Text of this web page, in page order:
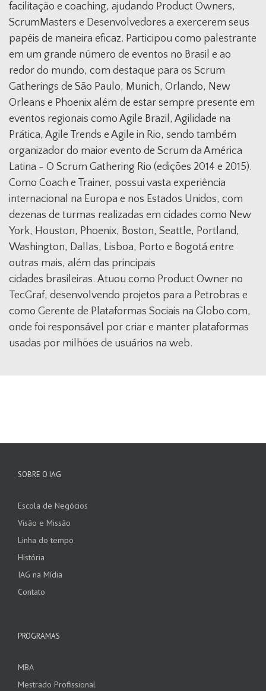
facilitação e coaching, ajudando Product Owners,
ScrumMasters e Desenvolvedores a exercerem seus
papéis de maneira eficaz. Participou como palestrante
em um grande número de eventos no Brasil e ao
redor do mundo, com destaque para os Scrum
Gatherings de São Paulo, Munich, Orlando, New
Orleans e Phoenix além de estar sempre presente em
eventos regionais como Agile Brazil, Agilidade na
Prática, Agile Trends e Agile in Rio, sendo também
organizador do maior evento de Scrum da América
Latina - O Scrum Gathering Rio (edições 2014 e 2015).
Como Coach e Trainer, possui vasta experiência
internacional na Europa e nos Estados Unidos, com
dezenas de turmas realizadas em cidades como New
York, Houston, Phoenix, Boston, Seattle, Portland,
Washington, Dallas, Lisboa, Porto e Bogotá entre
outras mais, além das principais
cidades brasileiras. Atuou como Product Owner no
TecGraf, desenvolvendo projetos para a Petrobras e
como Gerente de Plataformas Sociais na Globo.com,
onde foi responsável por criar e manter plataformas
usadas por milhões de usuários na web.
SOBRE O IAG
Escola de Negócios
Visão e Missão
Linha do tempo
História
IAG na Mídia
Contato
PROGRAMAS
MBA
Mestrado Profissional